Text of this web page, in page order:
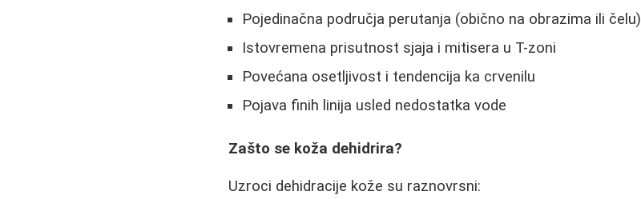
Pojedinačna područja perutanja (obično na obrazima ili čelu)
Istovremena prisutnost sjaja i mitisera u T-zoni
Povećana osetljivost i tendencija ka crvenilu
Pojava finih linija usled nedostatka vode
Zašto se koža dehidrira?
Uzroci dehidracije kože su raznovrsni: